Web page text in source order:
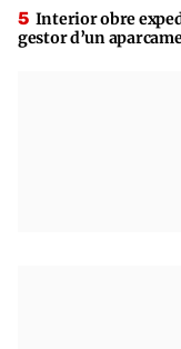
Interior obre
gestor d’un